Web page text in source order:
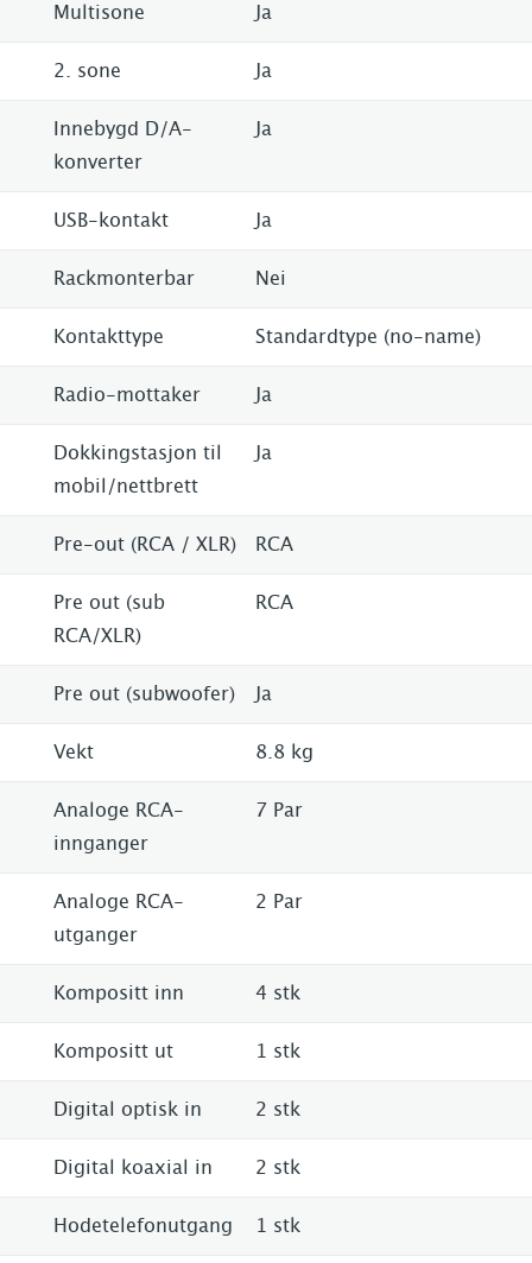
Multisone Ja
2. sone Ja
Innebygd D/A-
konverter
Ja
USB-kontakt Ja
Rackmonterbar Nei
Kontakttype Standardtype (no-name)
Radio-mottaker Ja
Dokkingstasjon til
mobil/nettbrett
Ja
Pre-out (RCA / XLR) RCA
Pre out (sub
RCA/XLR)
RCA
Pre out (subwoofer) Ja
Vekt 8.8 kg
Analoge RCA-
innganger
7 Par
Analoge RCA-
utganger
2 Par
Kompositt inn 4 stk
Kompositt ut 1 stk
Digital optisk in 2 stk
Digital koaxial in 2 stk
Hodetelefonutgang 1 stk